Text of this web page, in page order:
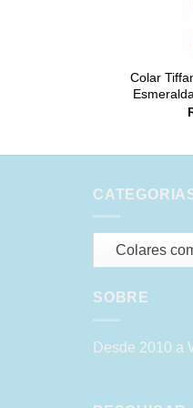
Colar
Colares
SOBRE
Desde 2010 a